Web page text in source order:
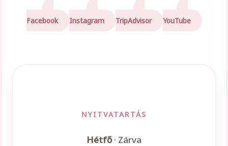
Facebook Instagram TripAdvisor YouTube
NYITVATARTÁS
Hétfő· Zárva